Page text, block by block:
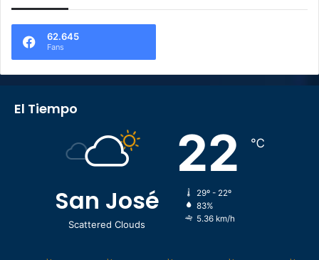
62.645
Fans
El Tiempo
San José
Scattered Clouds
22 ℃
29º - 22º
83%
5.36 km/h